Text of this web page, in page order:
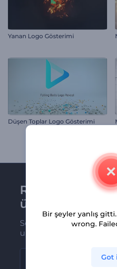
Yanan Logo Gösterimi
Düşen Toplar Logo Gösterimi
Renderforest
üye olun
Son haber ve
ulaşsın
Bir şeyler yanlış
wrong.
Got